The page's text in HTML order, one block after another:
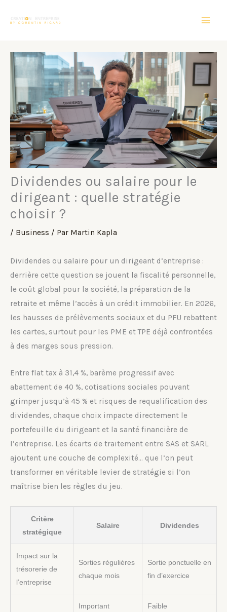
Dividendes ou salaire pour le
dirigeant : quelle stratégie
choisir ?
/ Business / Par Martin Kapla
Dividendes ou salaire pour un dirigeant d’entreprise :
derrière cette question se jouent la fiscalité personnelle,
le coût global pour la société, la préparation de la
retraite et même l’accès à un crédit immobilier. En 2026,
les hausses de prélèvements sociaux et du PFU rebattent
les cartes, surtout pour les PME et TPE déjà confrontées
à des marges sous pression.
Entre flat tax à 31,4 %, barème progressif avec
abattement de 40 %, cotisations sociales pouvant
grimper jusqu’à 45 % et risques de requalification des
dividendes, chaque choix impacte directement le
portefeuille du dirigeant et la santé financière de
l’entreprise. Les écarts de traitement entre SAS et SARL
ajoutent une couche de complexité… que l’on peut
transformer en véritable levier de stratégie si l’on
maîtrise bien les règles du jeu.
Critère
stratégique
Salaire Dividendes
Impact sur la
trésorerie de
l’entreprise
Sorties régulières
chaque mois
Sortie ponctuelle en
fin d’exercice
Important
Faible